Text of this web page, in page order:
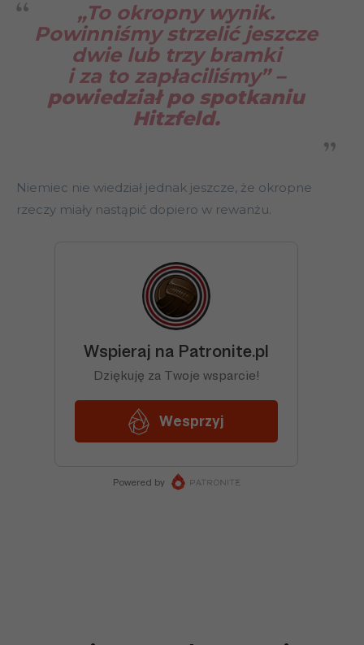
„To okropny wynik.
Powinniśmy strzelić jeszcze
dwie lub trzy bramki
i za to zapłaciliśmy”–
powiedział po spotkaniu
Hitzfeld.
Niemiec nie wiedział jednak jeszcze, że okropne
rzeczy miały nastąpić dopiero w rewanżu.